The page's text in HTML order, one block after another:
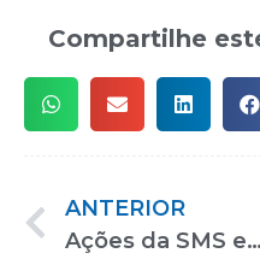
Compartilhe
ANTERIOR
Ações da SMS estimulam inserção social de pessoas com deficiências